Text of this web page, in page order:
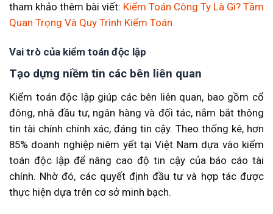
tham khảo thêm bài viết: Kiểm Toán Công Ty Là Gì? Tầm
Quan Trọng Và Quy Trình Kiểm Toán
Vai trò của kiểm toán độc lập
Tạo dựng niềm tin các bên liên quan
Kiểm toán độc lập giúp các bên liên quan, bao gồm cổ
đông, nhà đầu tư, ngân hàng và đối tác, nắm bắt thông
tin tài chính chính xác, đáng tin cậy. Theo thống kê, hơn
85% doanh nghiệp niêm yết tại Việt Nam dựa vào kiểm
toán độc lập để nâng cao độ tin cậy của báo cáo tài
chính. Nhờ đó, các quyết định đầu tư và hợp tác được
thực hiện dựa trên cơ sở minh bạch.